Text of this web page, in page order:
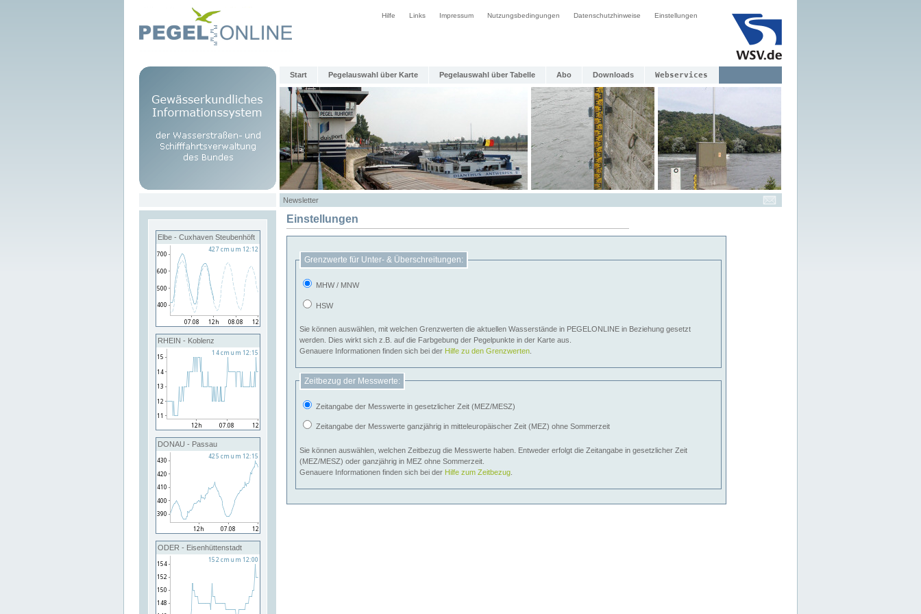
Hilfe Links Impressum Nutzungsbedingungen Datenschutzhinweise Einstellungen
Start Pegelauswahl über Karte Pegelauswahl über Tabelle Abo Downloads Webservices
Newsletter
Elbe - Cuxhaven Steubenhöft
RHEIN - Koblenz
DONAU - Passau
ODER - Eisenhüttenstadt
Einstellungen
Grenzwerte für Unter- & Überschreitungen:
MHW / MNW
HSW
Sie können auswählen, mit welchen Grenzwerten die aktuellen Wasserstände in PEGELONLINE in Beziehung gesetzt
werden. Dies wirkt sich z.B. auf die Farbgebung der Pegelpunkte in der Karte aus.
Genauere Informationen finden sich bei der Hilfe zu den Grenzwerten
Zeitbezug der Messwerte:
Zeitangabe der Messwerte in gesetzlicher Zeit (MEZ/MESZ)
Zeitangabe der Messwerte ganzjährig in mitteleuropäischer Zeit (MEZ) ohne Sommerzeit
Sie können auswählen, welchen Zeitbezug die Messwerte haben. Entweder erfolgt die Zeitangabe in gesetzlicher Zeit
(MEZ/MESZ) oder ganzjährig in MEZ ohne Sommerzeit.
Genauere Informationen finden sich bei der Hilfe zum Zeitbezug